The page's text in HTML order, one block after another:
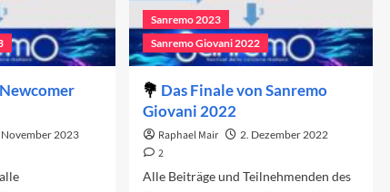
2023
Sanremo 2023
Sanremo Giovani 2022
Das Finale von Sanremo
Giovani 2022
Raphael Mair 2. Dezember 2022
2
Alle Beiträge und Teilnehmenden des